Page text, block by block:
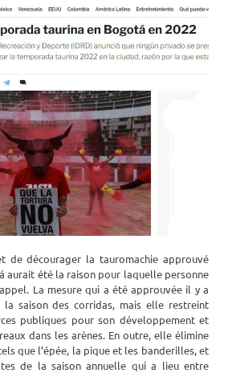
de décourager la tauromachie approuvé
aurait été la raison pour laquelle personne
La mesure qui a été approuvée il y a
la saison des corridas, mais elle restreint
publiques pour son développement et
dans les arènes. En outre, elle élimine
que l’épée, la pique et les banderilles, et
de la saison annuelle qui a lieu entre